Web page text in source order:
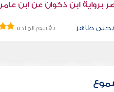
برواية ابن ذكوان عن ابن عامر
طاهر تقييم المادة: